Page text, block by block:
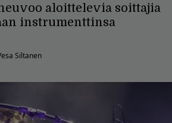
aloittelevia soittajia
instrumenttinsa
Siltanen